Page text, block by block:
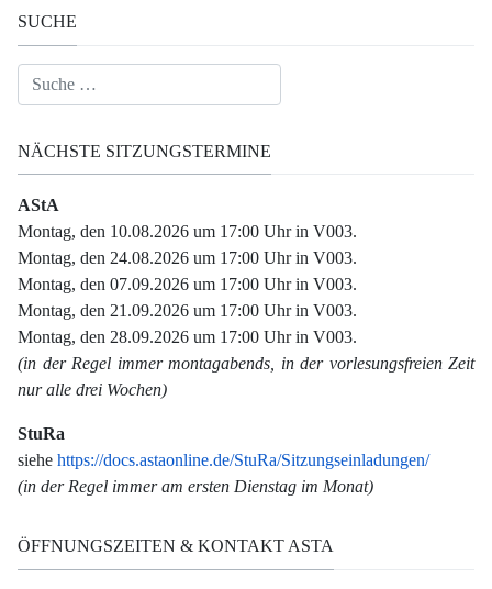
SUCHE
Suchen
NÄCHSTE SITZUNGSTERMINE
AStA
Montag, den 10.08.2026 um 17:00 Uhr in V003.
Montag, den 24.08.2026 um 17:00 Uhr in V003.
Montag, den 07.09.2026 um 17:00 Uhr in V003.
Montag, den 21.09.2026 um 17:00 Uhr in V003.
Montag, den 28.09.2026 um 17:00 Uhr in V003.
(in der Regel immer montagabends, in der vorlesungsfreien Zeit
nur alle drei Wochen)
StuRa
siehe https://docs.astaonline.de/StuRa/Sitzungseinladungen/
(in der Regel immer am ersten Dienstag im Monat)
ÖFFNUNGSZEITEN & KONTAKT ASTA